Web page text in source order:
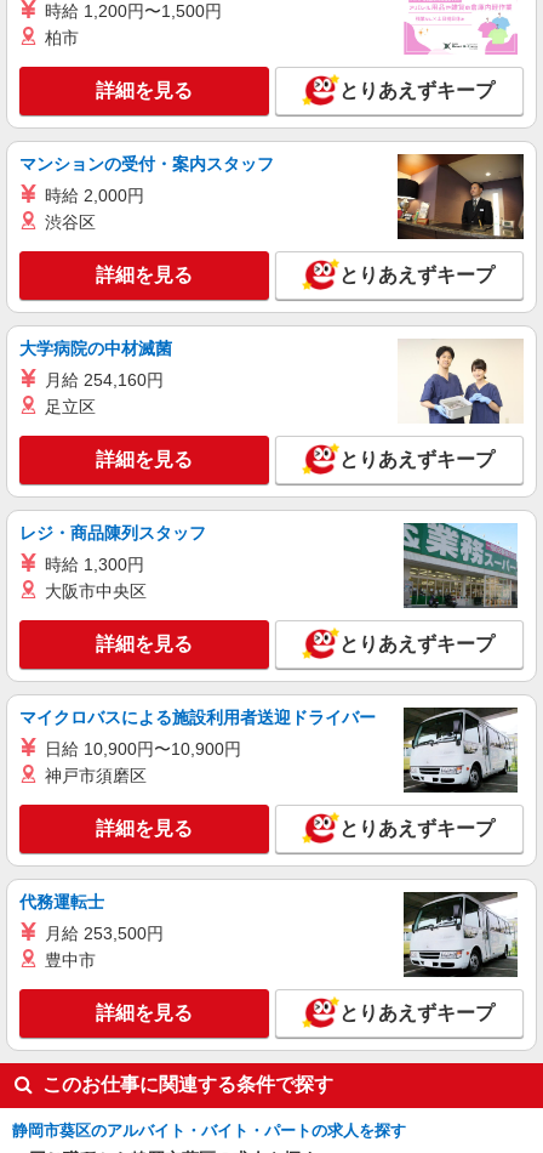
株式会社シエロ
【ソフトバンク】の店舗スタッフ
時給1400円〜 ※残業代支給 ★交通費別途支給
（規定あり） ゜+゜・。○。・゜+゜・。○。・゜
+゜ 入社祝い金10万円支給(規定有) お友達を紹介
頂くと, インセンティブ支給(規定有) ★月2回払
い・週払い可能（規程有）★ ゜・。○。・゜
静岡県静岡市葵区のsoftbankショップ
キープ 詳細を見る
株式会社シエロ
携帯ショップの店舗スタッフ
時給1500円〜 ※残業代支給 ★交通費別途支給
（規定あり） ゜+゜・。○。・゜+゜・。○。・゜
頂くと, インセンティブ支給(規定有) ★月2回払
い・週払い可能（規程有）★ ゜・。○。・゜
詳細を見る
派遣社員
株式会社シエロ
【ソフトバンク】の店舗スタッフ
時給1400円〜 ※残業代支給 ★交通費別途支給
+゜ 入社祝い金10万円支給(規定有) お友達を紹介
頂くと, インセンティブ支給(規定有) ★月2回払
い・週払い可能（規程有）★ ゜・。○。・゜
+゜・。○。・゜+゜
静岡県静岡市葵区のsoftbankショップ
キープ 詳細を見る
派遣社員
株式会社シエロ
時給1500円〜 ※残業代支給 ★交通費別途支給
（規定あり） ゜+゜・。○。・゜+゜・。○。・゜
+゜ 入社祝い金10万円支給(規定有) お友達を紹介
頂くと, インセンティブ支給(規定有) ★月2回払
い・週払い可能（規程有）★ ゜・。○。・゜
静岡県静岡市葵区のauショップ
詳細を見る
時給 1,200円〜1,500円
柏市
詳細を見る とりあえずキープ
マンションの受付・案内スタッフ
時給 2,000円
渋谷区
詳細を見る とりあえずキープ
大学病院の中材滅菌
月給 254,160円
足立区
詳細を見る とりあえずキープ
レジ・商品陳列スタッフ
時給 1,300円
大阪市中央区
詳細を見る とりあえずキープ
マイクロバスによる施設利用者送迎ドライバー
日給 10,900円〜10,900円
神戸市須磨区
詳細を見る とりあえずキープ
代務運転士
月給 253,500円
豊中市
詳細を見る とりあえずキープ
このお仕事に関連する条件で探す
静岡市葵区のアルバイト・バイト・パートの求人を探す